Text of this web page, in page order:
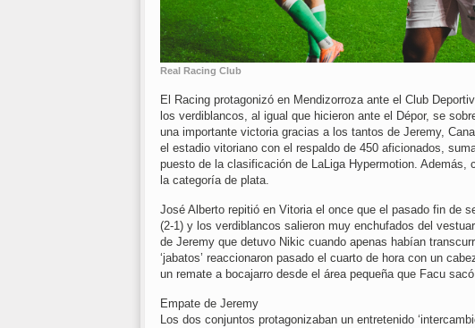
Real Racing Club
El Racing protagonizó en Mendizorroza ante el Club
los verdiblancos, al igual que hicieron ante el Dépor, se
una importante victoria gracias a los tantos de Jeremy,
el estadio vitoriano con el respaldo de 450 aficionados,
puesto de la clasificación de LaLiga Hypermotion.
la categoría de plata.
José Alberto repitió en Vitoria el once que el pasado fin de
(2-1) y los verdiblancos salieron muy enchufados del
de Jeremy que detuvo Nikic cuando apenas habían
‘jabatos’ reaccionaron pasado el cuarto de hora con un
un remate a bocajarro desde el área pequeña que Facu
Empate de Jeremy
Los dos conjuntos protagonizaban un entretenido